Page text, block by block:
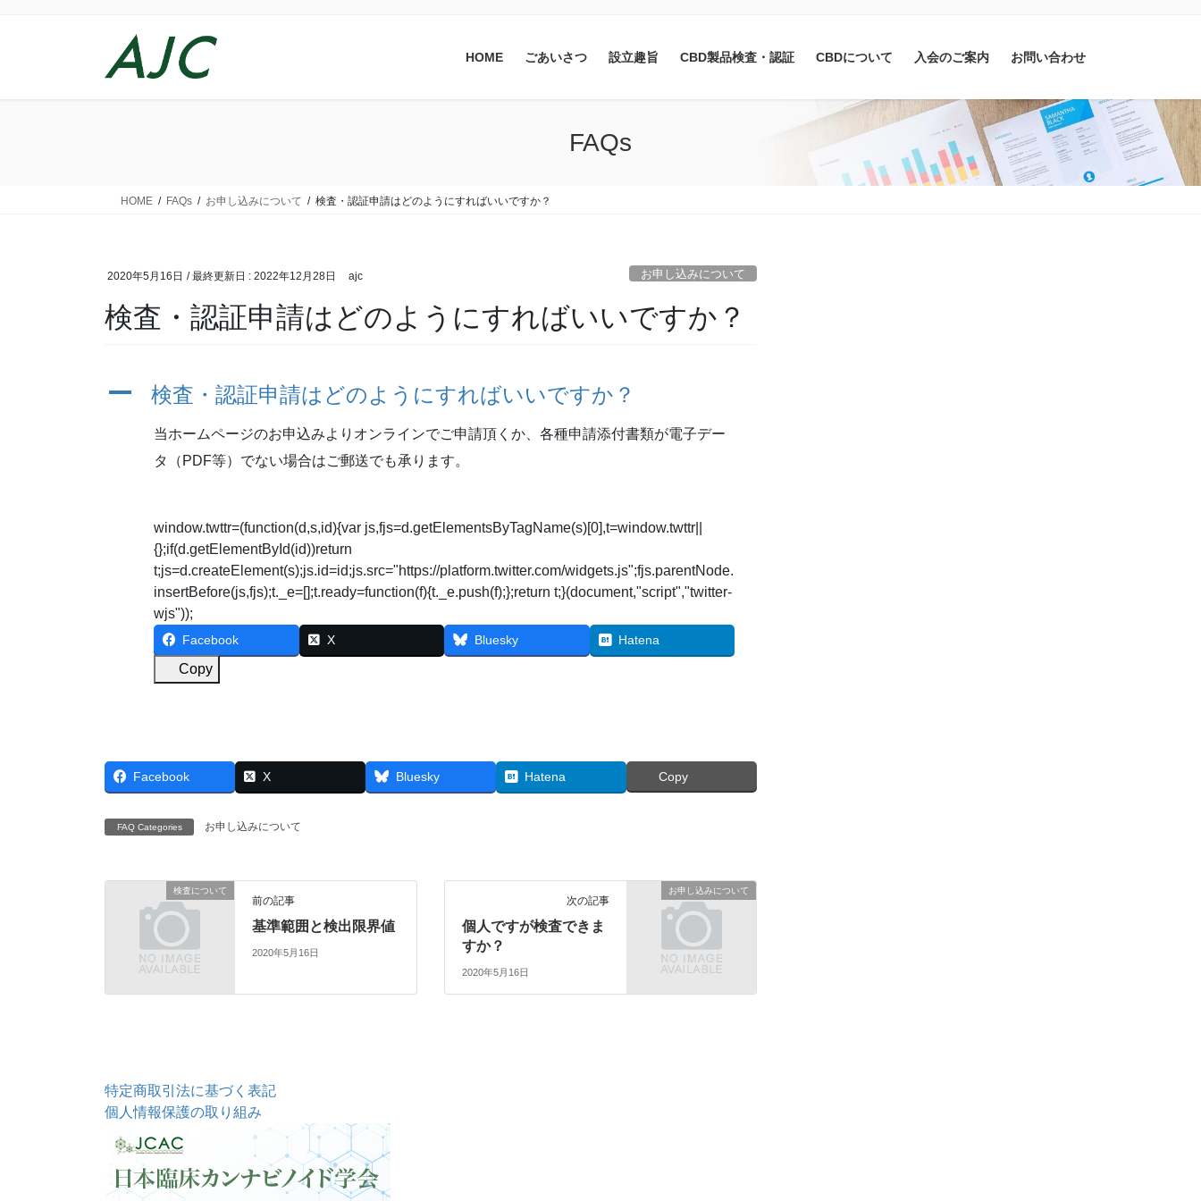
HOME ごあいさつ 設立趣旨 CBD製品検査・認証 CBDについて 入会のご案内 お問い合わせ
FAQs
HOME FAQs お申し込みについて 検査・認証申請はどのようにすればいいですか？
2020年5月16日 / 最終更新日 : 2022年12月28日 ajc お申し込みについて
検査・認証申請はどのようにすればいいですか？
A 検査・認証申請はどのようにすればいいですか？
当ホームページのお申込みよりオンラインでご申請頂くか、各種申請添付書類が電子デー
タ（PDF等）でない場合はご郵送でも承ります。
window.twttr=(function(d,s,id){var js,fjs=d.getElementsByTagName(s)[0],t=window.twttr||
{};if(d.getElementById(id))return
t;js=d.createElement(s);js.id=id;js.src="https://platform.twitter.com/widgets.js";fjs.parentNode.
insertBefore(js,fjs);t._e=[];t.ready=function(f){t._e.push(f);};return t;}(document,"script","twitter-
wjs"));
Facebook X Bluesky Hatena
Copy
Facebook X Bluesky Hatena Copy
FAQ Categories お申し込みについて
検査について
前の記事
基準範囲と検出限界値
2020年5月16日
お申し込みについて
次の記事
個人ですが検査できま
すか？
2020年5月16日
特定商取引法に基づく表記
個人情報保護の取り組み